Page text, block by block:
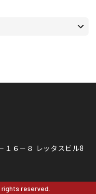
６－８ レッタスビル8
reserved.